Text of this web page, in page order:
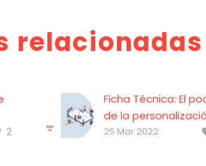
relacionadas
2
Ficha Técnica: El
de la
del Customer Data
25 Mar 2022